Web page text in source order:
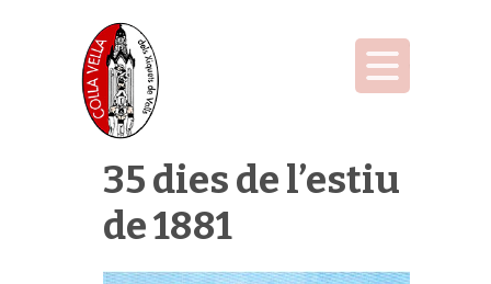
35 dies de l’estiu
de 1881